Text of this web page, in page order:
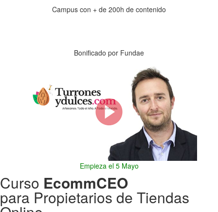
Campus con + de 200h de contenido
Bonificado por Fundae
Empieza el 5 Mayo
Curso EcommCEO
para Propietarios de Tiendas